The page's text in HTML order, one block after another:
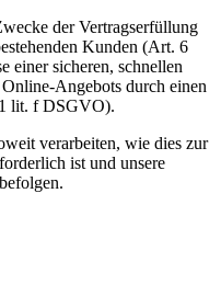
der Vertragserfüllung
Kunden (Art. 6
einer sicheren, schnellen
Angebots durch einen
lit. f DSGVO).
verarbeiten, wie dies zur
ist und unsere